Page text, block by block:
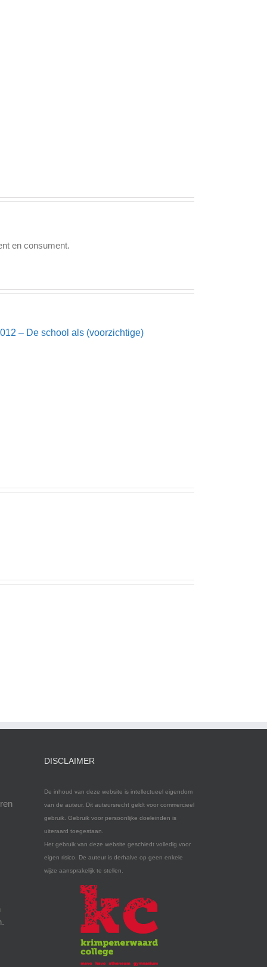
en consument.
– De school als (voorzichtige)
DISCLAIMER
De inhoud van deze website is intellectueel eigendom
van de auteur. Dit auteursrecht geldt voor commercieel
gebruik. Gebruik voor persoonlijke doeleinden is
uiteraard toegestaan.
Het gebruik van deze website geschiedt volledig voor
eigen risico. De auteur is derhalve op geen enkele
wijze aansprakelijk te stellen.